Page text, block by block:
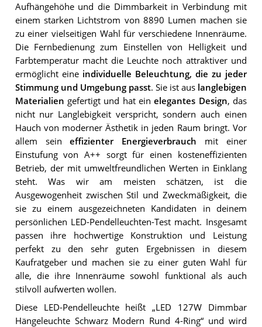
Aufhängehöhe und die Dimmbarkeit in Verbindung mit
einem starken Lichtstrom von 8890 Lumen machen sie
zu einer vielseitigen Wahl für verschiedene Innenräume.
Die Fernbedienung zum Einstellen von Helligkeit und
Farbtemperatur macht die Leuchte noch attraktiver und
ermöglicht eine individuelle Beleuchtung, die zu jeder
Stimmung und Umgebung passt. Sie ist aus langlebigen
Materialien gefertigt und hat einelegantes Design, das
nicht nur Langlebigkeit verspricht, sondern auch einen
Hauch von moderner Ästhetik in jeden Raum bringt. Vor
allem seineffizienter Energieverbrauch mit einer
Einstufung von A++ sorgt für einen kosteneffizienten
Betrieb, der mit umweltfreundlichen Werten in Einklang
steht. Was wir am meisten schätzen, ist die
Ausgewogenheit zwischen Stil und Zweckmäßigkeit, die
sie zu einem ausgezeichneten Kandidaten in deinem
persönlichen LED-Pendelleuchten-Test macht. Insgesamt
passen ihre hochwertige Konstruktion und Leistung
perfekt zu den sehr guten Ergebnissen in diesem
Kaufratgeber und machen sie zu einer guten Wahl für
alle, die ihre Innenräume sowohl funktional als auch
stilvoll aufwerten wollen.
Diese LED-Pendelleuchte heißt „LED 127W Dimmbar
Hängeleuchte Schwarz Modern Rund 4-Ring“ und wird